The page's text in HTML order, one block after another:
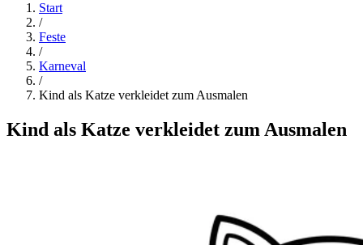
Start
/
Feste
/
Karneval
/
Kind als Katze verkleidet zum Ausmalen
Kind als Katze verkleidet zum Ausmalen